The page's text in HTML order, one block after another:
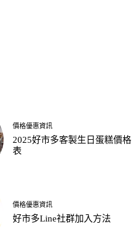
價格優惠資訊
2025好市多客製生日蛋糕價格
表
價格優惠資訊
好市多Line社群加入方法